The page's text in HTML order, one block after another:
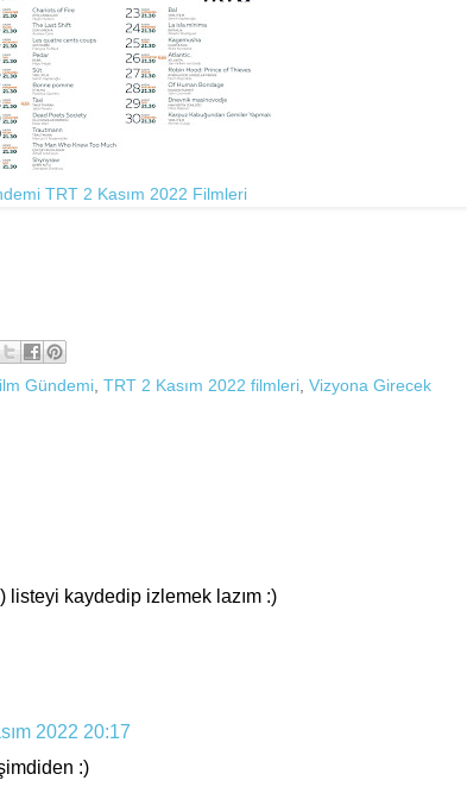
TRT 2 Kasım 2022 Filmleri
Gündemi TRT 2 Kasım 2022 filmleri Vizyona Girecek
listeyi kaydedip izlemek lazım :)
2022 20:17
:)